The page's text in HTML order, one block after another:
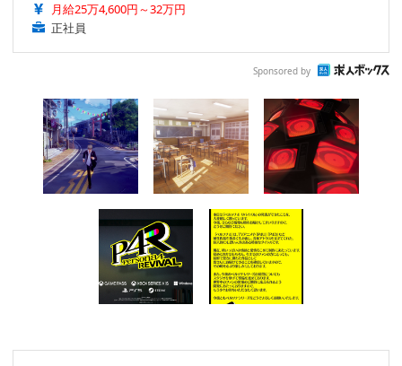
月給25万4,600円～32万円
正社員
Sponsored by